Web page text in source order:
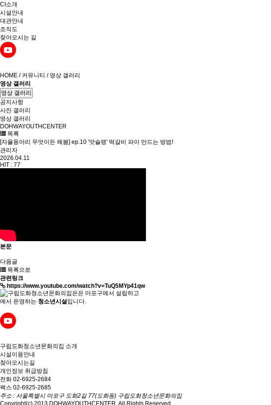
CI소개
시설안내
대관안내
조직도
찾아오시는 길
HOME / 커뮤니티 / 영상 갤러리
영상 갤러리
영상 갤러리
공지사항
사진 갤러리
영상 갤러리
DOHWAYOUTHCENTER
목록
[자율동아리 무엇이든 해봄] ep.10 '맛슐랭' 떡갈비 파이 만드는 방법!
관리자
2026.04.11
HIT : 77
본문
다음글
목록으로
관련링크
https://www.youtube.com/watch?v=TuQ5MYp41qw
은 마포구에서 설립하고
에서 운영하는 청소년시설입니다.
구립도화청소년문화의집 소개
시설이용안내
찾아오시는길
개인정보 취급방침
전화 02-6925-2684
팩스 02-6925-2685
주소 : 서울특별시 마포구 도화2길 77(도화동) 구립도화청소년문화의집